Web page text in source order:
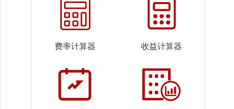
07-24
2026-
2.5872
2026-
2.5989
2.6832
费率计算器 收益计算器